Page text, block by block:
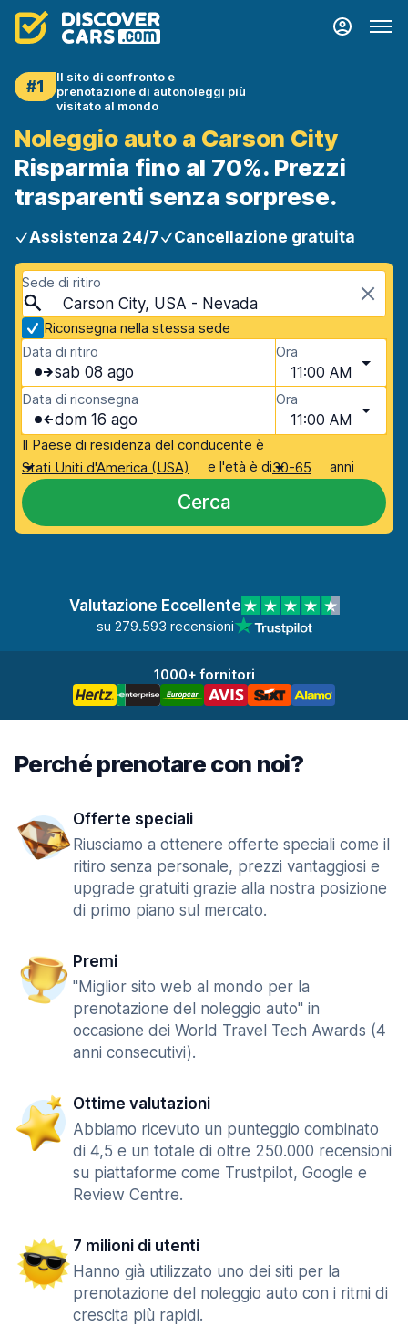
#1
Il sito di confronto e
prenotazione di autonoleggi più
visitato al mondo
Noleggio auto a Carson City
Risparmia fino al 70%. Prezzi
trasparenti senza sorprese.
Assistenza 24/7 Cancellazione gratuita
Sede di ritiro
Carson City, USA - Nevada
Riconsegna nella stessa sede
Data di ritiro
sab 08 ago
Ora
11:00 AM
Data di riconsegna
dom 16 ago
Ora
11:00 AM
Il Paese di residenza del conducente è
Stati Uniti d'America (USA)
e l'età è di30-65 anni
Cerca
Valutazione Eccellente
su 279.593 recensioni
1000+ fornitori
Perché prenotare con noi?
Offerte speciali
Riusciamo a ottenere offerte speciali come il
ritiro senza personale, prezzi vantaggiosi e
upgrade gratuiti grazie alla nostra posizione
di primo piano sul mercato.
Premi
"Miglior sito web al mondo per la
prenotazione del noleggio auto" in
occasione dei World Travel Tech Awards (4
anni consecutivi).
Ottime valutazioni
Abbiamo ricevuto un punteggio combinato
di 4,5 e un totale di oltre 250.000 recensioni
su piattaforme come Trustpilot, Google e
Review Centre.
7 milioni di utenti
Hanno già utilizzato uno dei siti per la
prenotazione del noleggio auto con i ritmi di
crescita più rapidi.